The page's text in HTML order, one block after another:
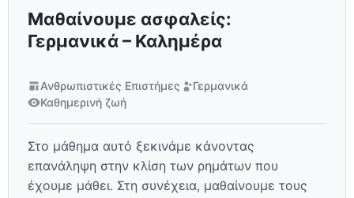
Μαθαίνουμε ασφαλείς:
Γερμανικά – Καλημέρα
Ανθρωπιστικές Επιστήμες
Γερμανικά
Καθημερινή ζωή
Στο μάθημα αυτό ξεκινάμε κάνοντας
επανάληψη στην κλίση των ρημάτων που
έχουμε μάθει. Στη συνέχεια, μαθαίνουμε τους